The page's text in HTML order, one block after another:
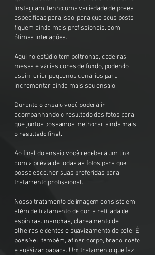
Instagram, tenho uma variedade de poses
especificas para isso, para que seus posts
fiquem ainda mais profissionais, com
ótimas interações.
Aqui no estúdio tem poltronas, cadeiras,
mesas e várias cores de fundo, podendo
assim criar pequenos cenários para
incrementar ainda mais seu ensaio.
Durante o ensaio você poderá ir
acompanhando o resultado das fotos para
que juntos possamos melhorar ainda mais
o resultado final.
​Ao final do ensaio você receberá um link
com a prévia de todas as fotos para que
possa escolher suas preferidas para
tratamento profissional.
Nosso tratamento de imagem consiste em,
além de tratamento de cor, a retirada de
espinhas. manchas, clareamento de
olheiras e dentes e suavizamento de pele. É
possível, também, afinar corpo, braço, rosto
e suavizar papada. Um tratamento que faz